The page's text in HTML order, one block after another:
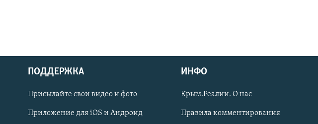
Українською
Qırımtatar
ПОДДЕРЖКА
Присылайте свои видео и фото
Приложение для iOS и Андроид
ИНФО
Крым.Реалии. О нас
Правила комментирования